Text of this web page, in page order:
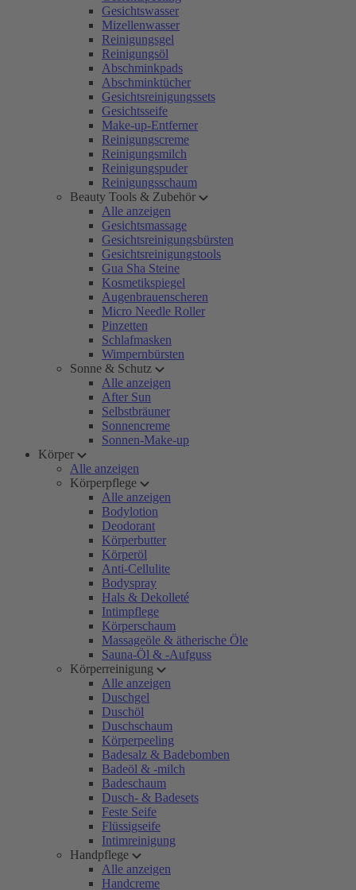
Gesichtswasser
Mizellenwasser
Reinigungsgel
Reinigungsöl
Abschminkpads
Abschminktücher
Gesichtsreinigungssets
Gesichtsseife
Make-up-Entferner
Reinigungscreme
Reinigungsmilch
Reinigungspuder
Reinigungsschaum
Beauty Tools & Zubehör
Alle anzeigen
Gesichtsmassage
Gesichtsreinigungsbürsten
Gesichtsreinigungstools
Gua Sha Steine
Kosmetikspiegel
Augenbrauenscheren
Micro Needle Roller
Pinzetten
Schlafmasken
Wimpernbürsten
Sonne & Schutz
Alle anzeigen
After Sun
Selbstbräuner
Sonnencreme
Sonnen-Make-up
Körper
Alle anzeigen
Körperpflege
Alle anzeigen
Bodylotion
Deodorant
Körperbutter
Körperöl
Anti-Cellulite
Bodyspray
Hals & Dekolleté
Intimpflege
Körperschaum
Massageöle & ätherische Öle
Sauna-Öl & -Aufguss
Körperreinigung
Alle anzeigen
Duschgel
Duschöl
Duschschaum
Körperpeeling
Badesalz & Badebomben
Badeöl & -milch
Badeschaum
Dusch- & Badesets
Feste Seife
Flüssigseife
Intimreinigung
Handpflege
Alle anzeigen
Handcreme